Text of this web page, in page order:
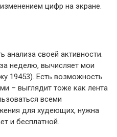
цифр на экране.
своей активности.
неделю, вычисляет мои
19453). Есть возможность
– выглядит тоже как лента
всеми
для худеющих, нужна
и бесплатной.